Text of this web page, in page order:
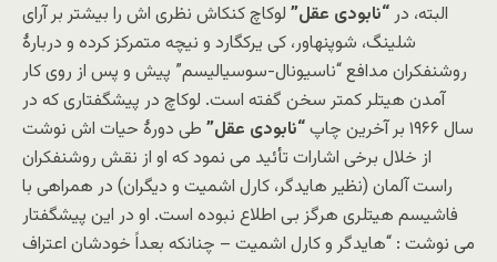
البته، در“نابودی عقل” لوکاچ کنکاش نظری اش را بیشتر بر آرای
شلینگ، شوپنهاور، کی یرکگارد و نیچه متمرکز کرده و دربارۀ
روشنفکران مدافع “ناسیونال-سوسیالیسم” پیش و پس از روی کار
آمدن هیتلر کمتر سخن گفته است. لوکاچ در پیشگفتاری که در
سال ۱۹۶۶ بر آخرین چاپ
“نابودی عقل” طی دورۀ حیات اش نوشت
از خلال برخی اشارات تأئید می نمود که او از نقش روشنفکران
راست آلمان (نظیر هایدگر، کارل اشمیت و دیگران) در همراهی با
فاشیسم هیتلری هرگز بی اطلاع نبوده است. او در این پیشگفتار
می نوشت : “هایدگر و کارل اشمیت – چنانکه بعداً خودشان اعتراف